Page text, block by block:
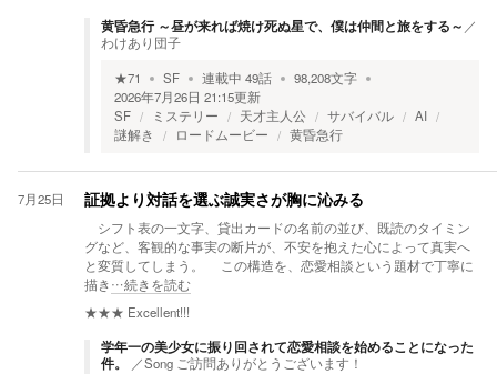
黄昏急行 ～昼が来れば焼け死ぬ星で、僕は仲間と旅をする～ ／
わけあり団子
★71 SF 連載中 49話 98,208文字
2026年7月26日 21:15更新
SF
ミステリー 天才主人公 サバイバル
AI
謎解き
ロードムービー 黄昏急行
7月25日 証拠より対話を選ぶ誠実さが胸に沁みる
シフト表の一文字、貸出カードの名前の並び、既読のタイミン
グなど、客観的な事実の断片が、不安を抱えた心によって真実へ
と変質してしまう。 この構造を、恋愛相談という題材で丁寧に
描き…続きを読む
★★★ Excellent!!!
学年一の美少女に振り回されて恋愛相談を始めることになった
件。
／Song ご訪問ありがとうございます！